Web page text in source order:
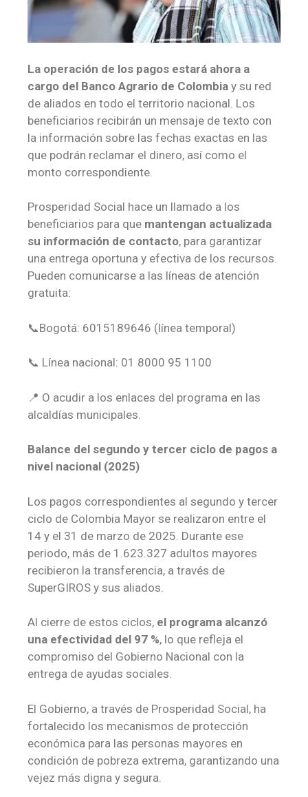
La operación de los pagos estará ahora a
cargo del Banco Agrario de Colombia y su red
de aliados en todo el territorio nacional. Los
beneficiarios recibirán un mensaje de texto con
la información sobre las fechas exactas en las
que podrán reclamar el dinero, así como el
monto correspondiente.
Prosperidad Social hace un llamado a los
beneficiarios para que mantengan actualizada
su información de contacto, para garantizar
una entrega oportuna y efectiva de los recursos.
Pueden comunicarse a las líneas de atención
gratuita:
📞Bogotá: 6015189646 (línea temporal)
📞 Línea nacional: 01 8000 95 1100
📍 O acudir a los enlaces del programa en las
alcaldías municipales.
Balance del segundo y tercer ciclo de pagos a
nivel nacional (2025)
Los pagos correspondientes al segundo y tercer
ciclo de Colombia Mayor se realizaron entre el
14 y el 31 de marzo de 2025. Durante ese
periodo, más de 1.623.327 adultos mayores
recibieron la transferencia, a través de
SuperGIROS y sus aliados.
Al cierre de estos ciclos, el programa alcanzó
una efectividad del 97 %, lo que refleja el
compromiso del Gobierno Nacional con la
entrega de ayudas sociales.
El Gobierno, a través de Prosperidad Social, ha
fortalecido los mecanismos de protección
económica para las personas mayores en
condición de pobreza extrema, garantizando una
vejez más digna y segura.